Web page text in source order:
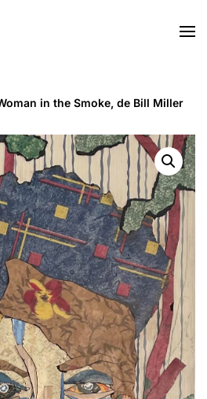
in the Smoke, de Bill Miller